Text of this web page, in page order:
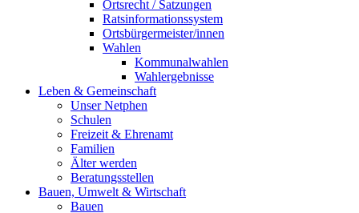
Ortsrecht / Satzungen
Ratsinformationssystem
Ortsbürgermeister/innen
Wahlen
Kommunalwahlen
Wahlergebnisse
Leben & Gemeinschaft
Unser Netphen
Schulen
Freizeit & Ehrenamt
Familien
Älter werden
Beratungsstellen
Bauen, Umwelt & Wirtschaft
Bauen